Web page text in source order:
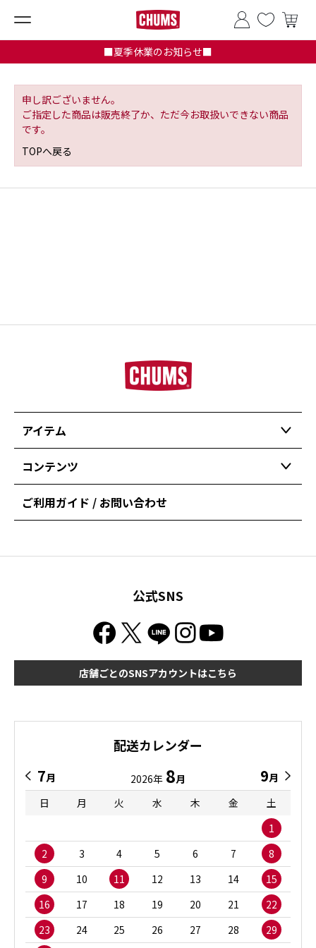
■夏季休業のお知らせ■
申し訳ございません。
ご指定した商品は販売終了か、ただ今お取扱いできない商品
です。
TOPへ戻る
アイテム
コンテンツ
ご利用ガイド / お問い合わせ
公式SNS
店舗ごとのSNSアカウントはこちら
配送カレンダー
7月 2026年 8月 9月
日
月 火 水 木 金
土
1
2
3 4 5 6 7
8
9
10 11 12 13 14
15
16
17 18 19 20 21
22
23
24 25 26 27 28 29